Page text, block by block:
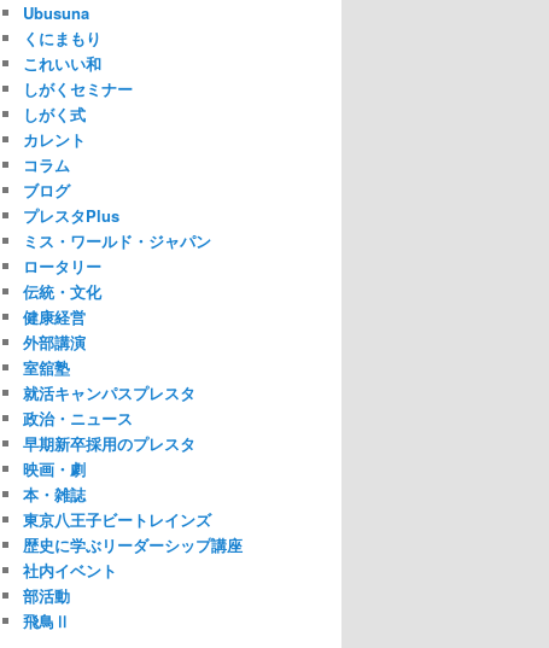
Ubusuna
くにまもり
これいい和
しがくセミナー
しがく式
カレント
コラム
ブログ
プレスタPlus
ミス・ワールド・ジャパン
ロータリー
伝統・文化
健康経営
外部講演
室舘塾
就活キャンパスプレスタ
政治・ニュース
早期新卒採用のプレスタ
映画・劇
本・雑誌
東京八王子ビートレインズ
歴史に学ぶリーダーシップ講座
社内イベント
部活動
飛鳥Ⅱ